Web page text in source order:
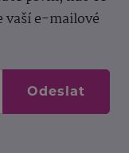
vaší e-mailové
Odeslat